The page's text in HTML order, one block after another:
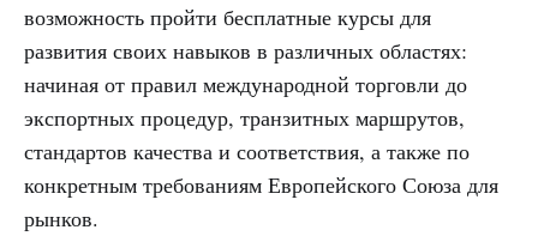
возможность пройти бесплатные курсы для
развития своих навыков в различных областях:
начиная от правил международной торговли до
экспортных процедур, транзитных маршрутов,
стандартов качества и соответствия, а также по
конкретным требованиям Европейского Союза для
рынков.